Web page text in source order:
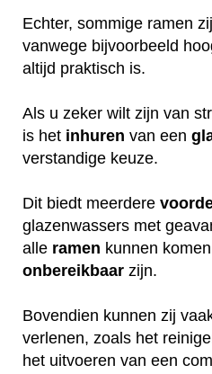
Echter, sommige ramen
vanwege bijvoorbeeld
altijd praktisch is.
Als u zeker wilt zijn van
is het inhuren van een
verstandige keuze.
Dit biedt meerdere
glazenwassers met
alle ramen kunnen
onbereikbaar zijn.
Bovendien kunnen zij
verlenen, zoals het
het uitvoeren van een